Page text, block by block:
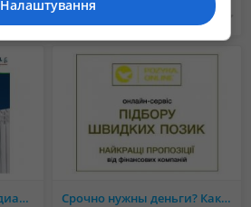
Котлы отопления и радиаторы отопления от поставщика - ОПТ Срочно нужны деньги? Как быть?! Где взять? Читай тут!
Налаштування